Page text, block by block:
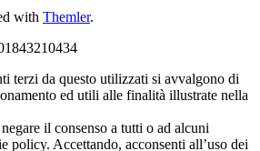
with Themler.
terzi da questo utilizzati si avvalgono di
ed utili alle finalità illustrate nella
il consenso a tutti o ad alcuni
policy. Accettando, acconsenti all’uso dei